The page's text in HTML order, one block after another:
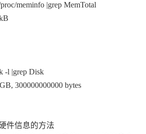
meminfo |grep MemTotal
-l |grep Disk
300000000000 bytes
件信息的方法